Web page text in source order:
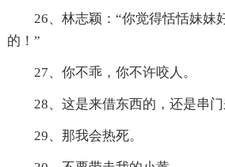
26、林志颖：“你觉得恬恬妹妹
的！”
27、你不乖，你不许咬人。
28、这是来借东西的，还是串
29、那我会热死。